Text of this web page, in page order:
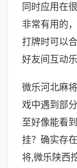
同时应用在
非常有用的
打牌时可以
好友间互动乐
微乐河北麻
戏中遇到部
至好像能看
挂？确实存
将,微乐陕西